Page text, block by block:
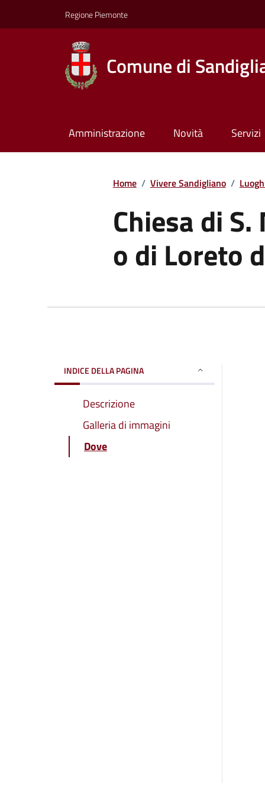
Regione Piemonte
Comune di
Amministrazione Novità Servizi
Home / Vivere Sandigliano /
Chiesa di
o di Loreto
INDICE DELLA PAGINA
Descrizione
Galleria di immagini
Dove